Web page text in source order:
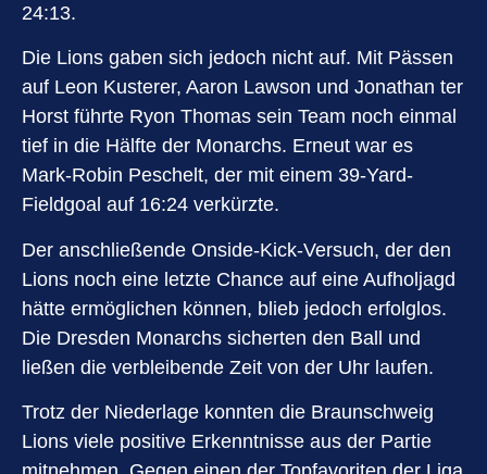
24:13.
Die Lions gaben sich jedoch nicht auf. Mit Pässen
auf Leon Kusterer, Aaron Lawson und Jonathan ter
Horst führte Ryon Thomas sein Team noch einmal
tief in die Hälfte der Monarchs. Erneut war es
Mark-Robin Peschelt, der mit einem 39-Yard-
Fieldgoal auf 16:24 verkürzte.
Der anschließende Onside-Kick-Versuch, der den
Lions noch eine letzte Chance auf eine Aufholjagd
hätte ermöglichen können, blieb jedoch erfolglos.
Die Dresden Monarchs sicherten den Ball und
ließen die verbleibende Zeit von der Uhr laufen.
Trotz der Niederlage konnten die Braunschweig
Lions viele positive Erkenntnisse aus der Partie